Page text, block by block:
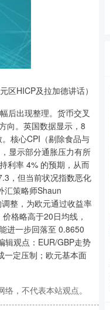
区HICP及拉加德讲话）
后出现整理。货币交叉
向。英国数据显示，8
核心CPI（剔除食品与
显示部分通胀压力有所
利率 4% 的预期，从而
，但当前状况指数恶化
汇策略师Shaun
整，为欧元通过收益率
格略高于20日均线，
进一步回落至 0.8650
辑观点：EUR/GBP走势
一定压制；欧元基本面
，不代表本站观点。